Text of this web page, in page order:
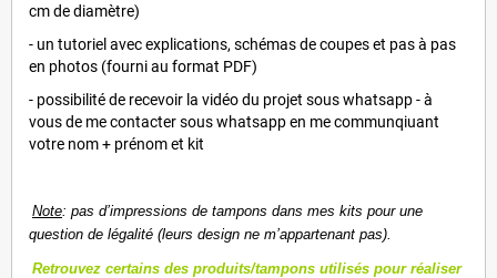
cm de diamètre)
- un tutoriel avec explications, schémas de coupes et pas à pas
en photos (fourni au format PDF)
- possibilité de recevoir la vidéo du projet sous whatsapp - à
vous de me contacter sous whatsapp en me communqiuant
votre nom + prénom et kit
Note: pas d’impressions de tampons dans mes kits pour une
question de légalité (leurs design ne m’appartenant pas).
Retrouvez certains des produits/tampons utilisés pour réaliser